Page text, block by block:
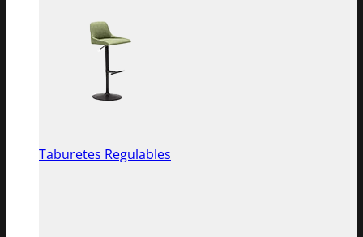
Taburetes Regulables